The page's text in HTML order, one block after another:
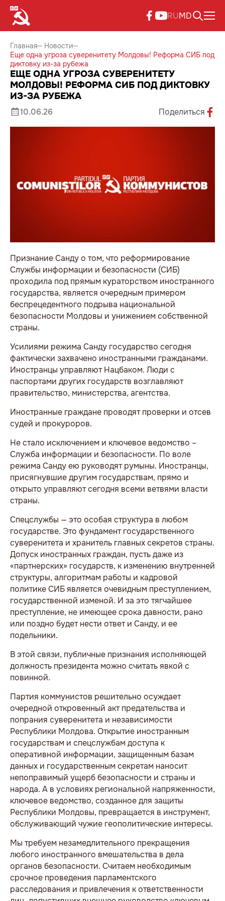
RUMD
Главная
Новости
Еще одна угроза суверенитету Молдовы! Реформа СИБ под
диктовку из-за рубежа
ЕЩЕ ОДНА УГРОЗА СУВЕРЕНИТЕТУ
МОЛДОВЫ! РЕФОРМА СИБ ПОД ДИКТОВКУ
ИЗ-ЗА РУБЕЖА
10.06.26 Поделиться
Признание Санду о том, что реформирование
Службы информации и безопасности (СИБ)
проходила под прямым кураторством иностранного
государства, является очередным примером
беспрецедентного подрыва национальной
безопасности Молдовы и унижением собственной
страны.
Усилиями режима Санду государство сегодня
фактически захвачено иностранными гражданами.
Иностранцы управляют Нацбаком. Люди с
паспортами других государств возглавляют
правительство, министерства, агентства.
Иностранные граждане проводят проверки и отсев
судей и прокуроров.
Не стало исключением и ключевое ведомство –
Служба информации и безопасности. По воле
режима Санду ею руководят румыны. Иностранцы,
присягнувшие другим государствам, прямо и
открыто управляют сегодня всеми ветвями власти
страны.
Спецслужбы — это особая структура в любом
государстве. Это фундамент государственного
суверенитета и хранитель главных секретов страны.
Допуск иностранных граждан, пусть даже из
«партнерских» государств, к изменению внутренней
структуры, алгоритмам работы и кадровой
политике СИБ является очевидным преступлением,
государственной изменой. И за это тягчайшее
преступление, не имеющее срока давности, рано
или поздно будет нести ответ и Санду, и ее
подельники.
В этой связи, публичные признания исполняющей
должность президента можно считать явкой с
повинной.
Партия коммунистов решительно осуждает
очередной откровенный акт предательства и
попрания суверенитета и независимости
Республики Молдова. Открытие иностранным
государствам и спецслужбам доступа к
оперативной информации, защищенным базам
данных и государственным секретам наносит
непоправимый ущерб безопасности и страны и
народа. А в условиях региональной напряженности,
ключевое ведомство, созданное для защиты
Республики Молдовы, превращается в инструмент,
обслуживающий чужие геополитические интересы.
Мы требуем незамедлительного прекращения
любого иностранного вмешательства в дела
органов безопасности. Считаем необходимым
срочное проведения парламентского
расследования и привлечения к ответственности